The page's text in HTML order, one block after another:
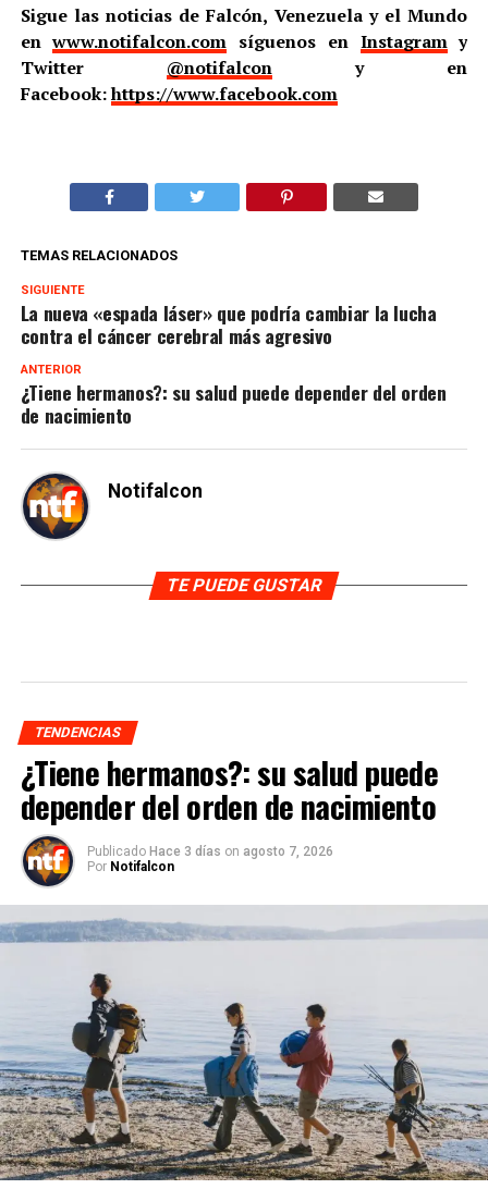
Sigue las noticias de Falcón, Venezuela y el Mundo
enwww.notifalcon.com síguenos en Instagramy
Twitter @notifalcony en
Facebook:https://www.facebook.com
TEMAS RELACIONADOS
SIGUIENTE
La nueva «espada láser» que podría cambiar la lucha
contra el cáncer cerebral más agresivo
ANTERIOR
¿Tiene hermanos?: su salud puede depender del orden
de nacimiento
Notifalcon
TE PUEDE GUSTAR
TENDENCIAS
¿Tiene hermanos?: su salud puede
depender del orden de nacimiento
Publicado Hace 3 días on agosto 7, 2026
Por Notifalcon